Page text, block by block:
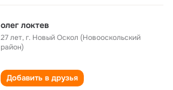
олег локтев
27 лет,г. Новый Оскол (Новооскольский
район)
Добавить в друзья